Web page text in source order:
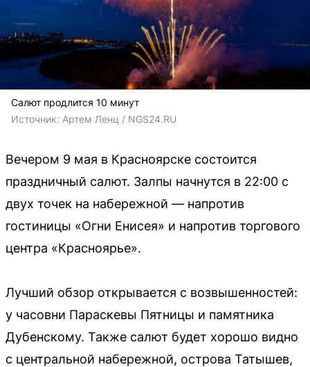
Салют продлится 10 минут
Источник: Артем Ленц / NGS24.RU
Вечером 9 мая в Красноярске состоится
праздничный салют. Залпы начнутся в 22:00 с
двух точек на набережной — напротив
гостиницы «Огни Енисея» и напротив торгового
центра «Красноярье».
Лучший обзор открывается с возвышенностей:
у часовни Параскевы Пятницы и памятника
Дубенскому. Также салют будет хорошо видно
с центральной набережной, острова Татышев,